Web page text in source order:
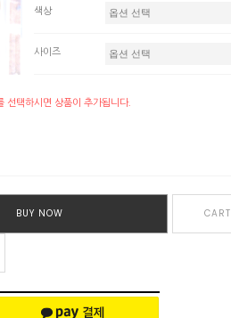
색상
사이즈
선택하시면 상품이 추가됩니다.
BUY NOW CART